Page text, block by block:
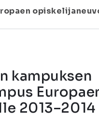
kampuksen
2013–2014